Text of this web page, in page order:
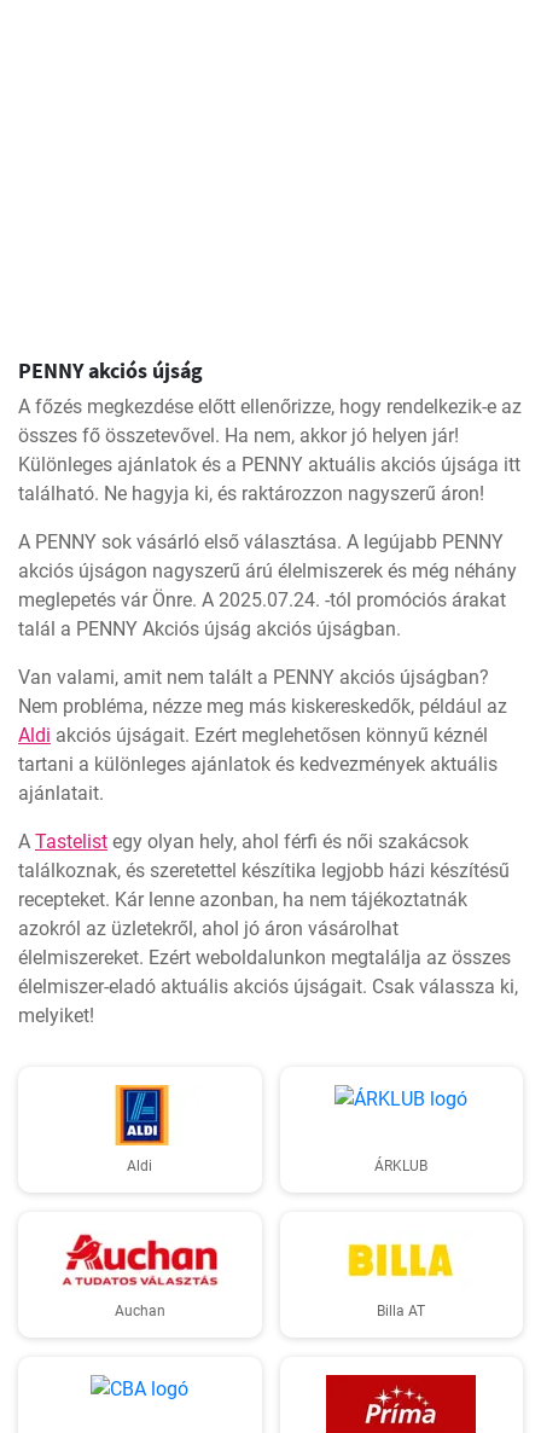
PENNY akciós újság
A főzés megkezdése előtt ellenőrizze, hogy rendelkezik-e az
összes fő összetevővel. Ha nem, akkor jó helyen jár!
Különleges ajánlatok és a PENNY aktuális akciós újsága itt
található. Ne hagyja ki, és raktározzon nagyszerű áron!
A PENNY sok vásárló első választása. A legújabb PENNY
akciós újságon nagyszerű árú élelmiszerek és még néhány
meglepetés vár Önre. A 2025.07.24. -tól promóciós árakat
talál a PENNY Akciós újság akciós újságban.
Van valami, amit nem talált a PENNY akciós újságban?
Nem probléma, nézze meg más kiskereskedők, például az
Aldi akciós újságait. Ezért meglehetősen könnyű kéznél
tartani a különleges ajánlatok és kedvezmények aktuális
ajánlatait.
A Tastelist egy olyan hely, ahol férfi és női szakácsok
találkoznak, és szeretettel készítika legjobb házi készítésű
recepteket. Kár lenne azonban, ha nem tájékoztatnák
azokról az üzletekről, ahol jó áron vásárolhat
élelmiszereket. Ezért weboldalunkon megtalálja az összes
élelmiszer-eladó aktuális akciós újságait. Csak válassza ki,
melyiket!
Aldi ÁRKLUB
Auchan Billa AT